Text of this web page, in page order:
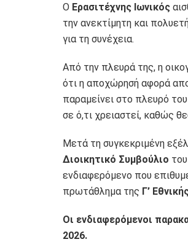
Ο Ερασιτέχνης Ιωνικός
την ανεκτίμητη και
για τη συνέχεια.
Από την πλευρά της, η
ότι η αποχώρησή αφορά
παραμείνει στο πλευρό του
σε ό,τι χρειαστεί, καθώς
Μετά τη συγκεκριμένη
Διοικητικό Συμβούλιο του
ενδιαφερόμενο που
πρωτάθλημα της Γ’
Οι ενδιαφερόμενοι
2026.